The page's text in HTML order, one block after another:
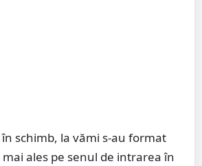
schimb, la vămi s-au format
ales pe senul de intrarea în